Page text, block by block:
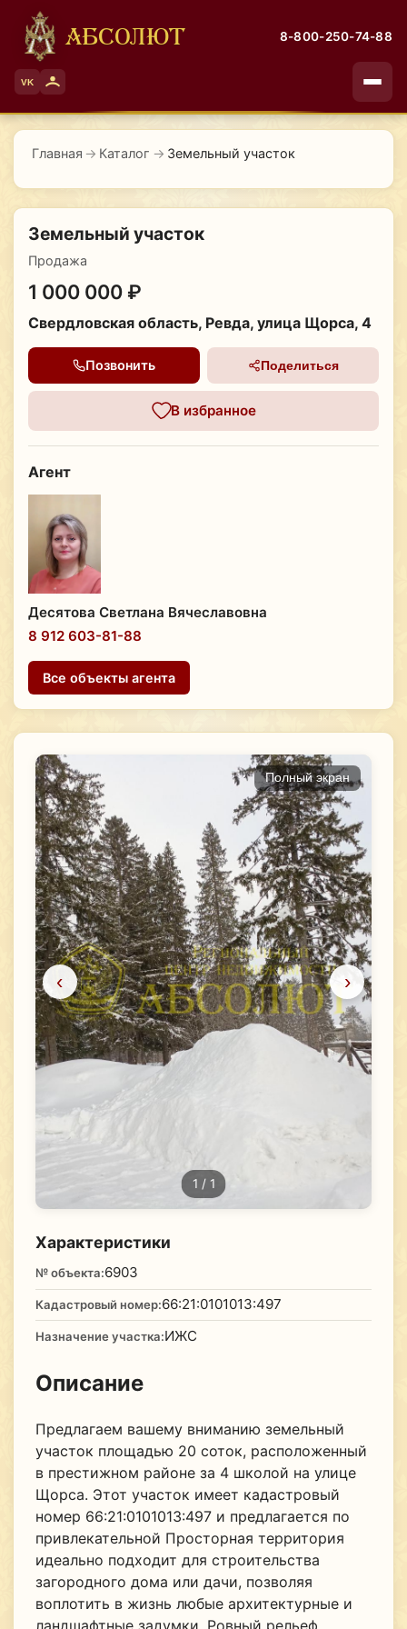
АБСОЛЮТ 8-800-250-74-88
VK
Главная → Каталог → Земельный участок
‹ ›
Полный экран
1 / 1
Характеристики
№ объекта:6903
Кадастровый номер:66:21:0101013:497
Назначение участка:ИЖС
Описание
Предлагаем вашему вниманию земельный
участок площадью 20 соток, расположенный
в престижном районе за 4 школой на улице
Щорса. Этот участок имеет кадастровый
номер 66:21:0101013:497 и предлагается по
привлекательной Просторная территория
идеально подходит для строительства
загородного дома или дачи, позволяя
воплотить в жизнь любые архитектурные и
ландшафтные задумки. Ровный рельеф,
Земельный участок
Продажа
1 000 000 ₽
Свердловская область, Ревда, улица Щорса, 4
Позвонить Поделиться
В избранное
Агент
Десятова Светлана Вячеславовна
8 912 603-81-88
Все объекты агента